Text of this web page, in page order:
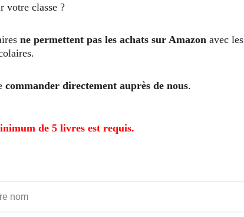
votre classe ?
ne permettent pas les achats sur Amazon avec les
commander directement auprès de nous.
de 5 livres est requis.